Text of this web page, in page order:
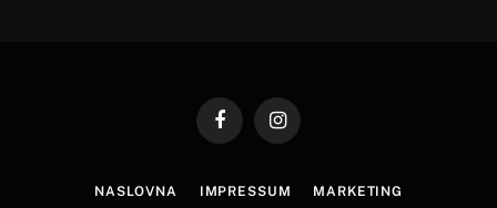
FacebookInstagram
NASLOVNA IMPRESSUM MARKETING